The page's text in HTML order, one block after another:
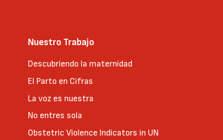
Nuestro Trabajo
Descubriendo la maternidad
El Parto en Cifras
La voz es nuestra
No entres sola
Obstetric Violence Indicators in UN